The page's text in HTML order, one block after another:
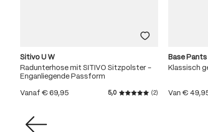
Sitivo U W
Radunterhose mit SITIVO Sitzpolster -
Enganliegende Passform
Vanaf € 69,95 5,0
Gemiddelde
(2)
Base Pants
Klassisch
Van€